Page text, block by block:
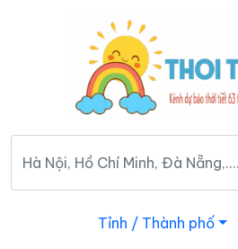
Tỉnh / Thành phố